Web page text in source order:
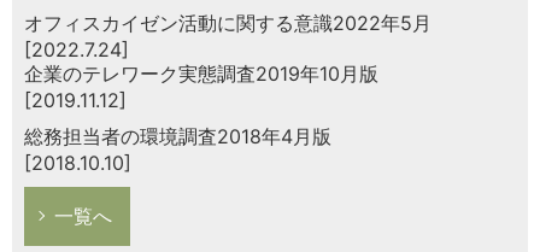
オフィスカイゼン活動に関する意識2022年5月
[2022.7.24]
企業のテレワーク実態調査2019年10月版
[2019.11.12]
総務担当者の環境調査2018年4月版
[2018.10.10]
一覧へ